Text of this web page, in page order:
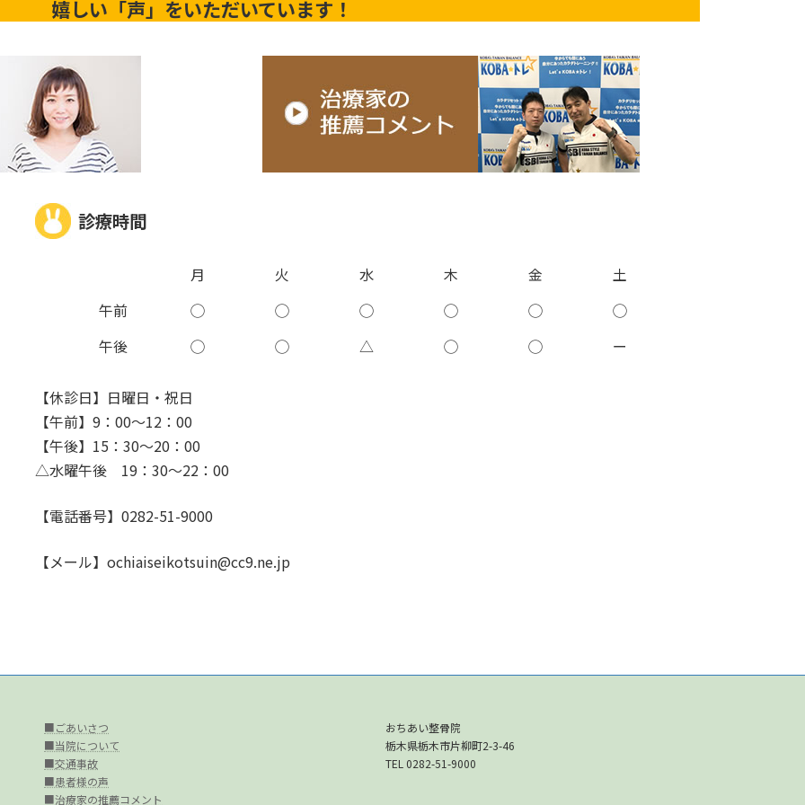
嬉しい「声」をいただいています！
診療時間
月 火 水 木 金
土
午前
◯ ◯ ◯ ◯ ◯
◯
午後
◯ ◯ △ ◯ ◯ ー
【休診日】日曜日・祝日
【午前】9：00～12：00
【午後】15：30～20：00
△水曜午後 19：30～22：00
【電話番号】0282-51-9000
【メール】ochiaiseikotsuin@cc9.ne.jp
■ごあいさつ
■当院について
■交通事故
■患者様の声
■治療家の推薦コメント
おちあい整骨院
栃木県栃木市片柳町2-3-46
TEL 0282-51-9000